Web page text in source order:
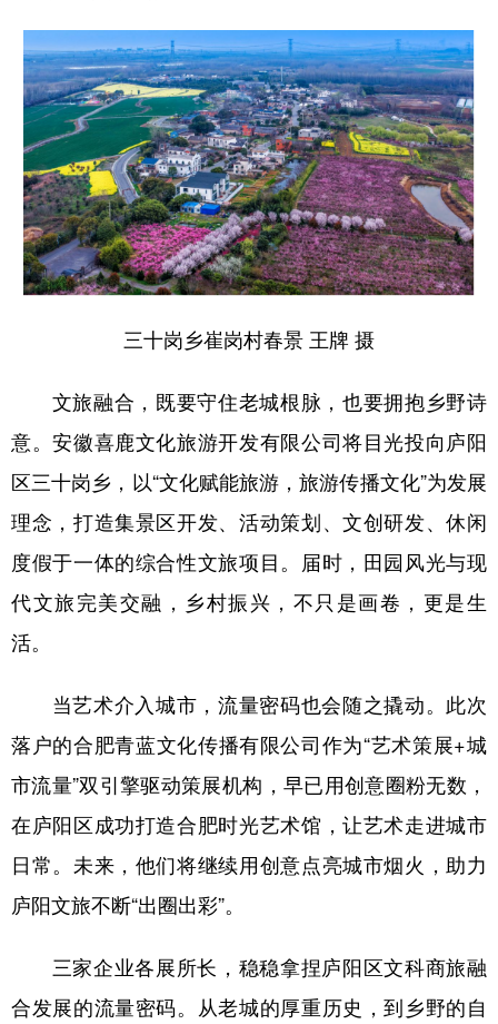
山东 河南 湖北 湖南
广东 广西 海南 重庆
四川 贵州 云南 西藏
陕西 甘肃 青海 宁夏
新疆 内蒙古 黑龙江
多语种频道
Español Français
Русский язык 日本語 한국어
Deutsch Português
三十岗乡崔岗村春景 王牌 摄
文旅融合，既要守住老城根脉，也要拥抱乡野诗
意。安徽喜鹿文化旅游开发有限公司将目光投向庐阳
区三十岗乡，以“文化赋能旅游，旅游传播文化”为发展
理念，打造集景区开发、活动策划、文创研发、休闲
度假于一体的综合性文旅项目。届时，田园风光与现
代文旅完美交融，乡村振兴，不只是画卷，更是生
活。
当艺术介入城市，流量密码也会随之撬动。此次
落户的合肥青蓝文化传播有限公司作为“艺术策展+城
市流量”双引擎驱动策展机构，早已用创意圈粉无数，
在庐阳区成功打造合肥时光艺术馆，让艺术走进城市
日常。未来，他们将继续用创意点亮城市烟火，助力
庐阳文旅不断“出圈出彩”。
三家企业各展所长，稳稳拿捏庐阳区文科商旅融
合发展的流量密码。从老城的厚重历史，到乡野的自